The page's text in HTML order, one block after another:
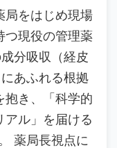
局をはじめ現場
つ現役の管理薬
分吸収（経皮
あふれる根拠
抱き、「科学的
アル」を届ける
薬局長視点に